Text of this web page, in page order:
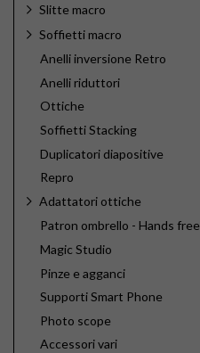
Slitte macro
Soffietti macro
Anelli inversione Retro
Anelli riduttori
Ottiche
Soffietti Stacking
Duplicatori diapositive
Repro
Adattatori ottiche
Patron ombrello - Hands free
Magic Studio
Pinze e agganci
Supporti Smart Phone
Photo scope
Accessori vari